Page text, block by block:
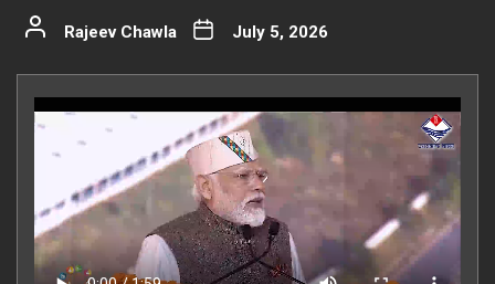
Rajeev Chawla July 5, 2026